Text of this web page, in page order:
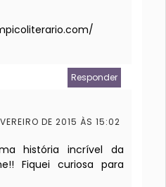
Responder
DE 2015 ÀS 15:02
história incrível da
Fiquei curiosa para